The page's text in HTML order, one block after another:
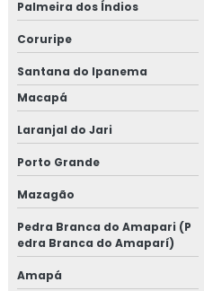
Palmeira dos Índios
Coruripe
Santana do Ipanema
Macapá
Laranjal do Jari
Porto Grande
Mazagão
Pedra Branca do Amapari (P
edra Branca do Amaparí)
Amapá